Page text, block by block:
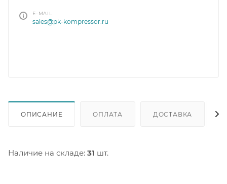
E-MAIL
sales@pk-kompressor.ru
ОПИСАНИЕ ОПЛАТА ДОСТАВКА
Наличие на складе: 31 шт.